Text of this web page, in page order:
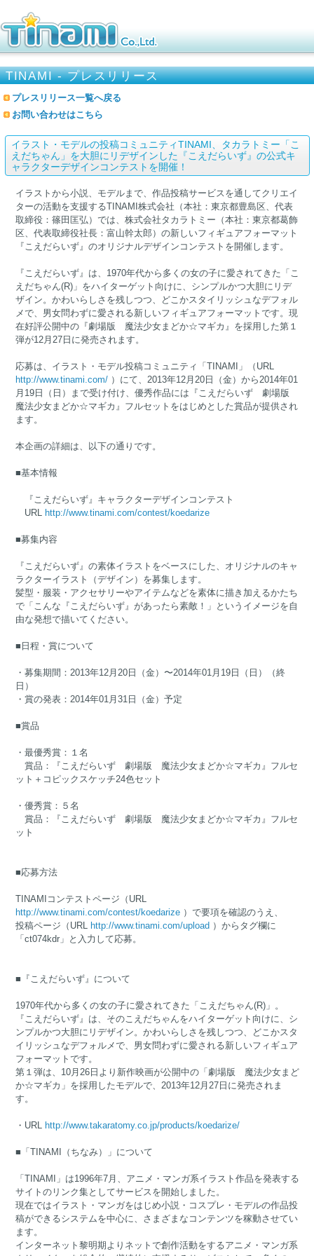
TINAMI - プレスリリース
プレスリリース一覧へ戻る
お問い合わせはこちら
イラスト・モデルの投稿コミュニティTINAMI、タカラトミー「こ
えだちゃん」を大胆にリデザインした『こえだらいず』の公式キ
ャラクターデザインコンテストを開催！
イラストから小説、モデルまで、作品投稿サービスを通してクリエイ
ターの活動を支援するTINAMI株式会社（本社：東京都豊島区、代表
取締役：篠田匡弘）では、株式会社タカラトミー（本社：東京都葛飾
区、代表取締役社長：富山幹太郎）の新しいフィギュアフォーマット
『こえだらいず』のオリジナルデザインコンテストを開催します。
『こえだらいず』は、1970年代から多くの女の子に愛されてきた「こ
えだちゃん(R)」をハイターゲット向けに、シンプルかつ大胆にリデ
ザイン。かわいらしさを残しつつ、どこかスタイリッシュなデフォル
メで、男女問わずに愛される新しいフィギュアフォーマットです。現
在好評公開中の『劇場版 魔法少女まどか☆マギカ』を採用した第１
弾が12月27日に発売されます。
応募は、イラスト・モデル投稿コミュニティ「TINAMI」（URL
http://www.tinami.com/）にて、2013年12月20日（金）から2014年01
月19日（日）まで受け付け、優秀作品には『こえだらいず 劇場版
魔法少女まどか☆マギカ』フルセットをはじめとした賞品が提供され
ます。
本企画の詳細は、以下の通りです。
■基本情報
『こえだらいず』キャラクターデザインコンテスト
URL
http://www.tinami.com/contest/koedarize
■募集内容
『こえだらいず』の素体イラストをベースにした、オリジナルのキャ
ラクターイラスト（デザイン）を募集します。
髪型・服装・アクセサリーやアイテムなどを素体に描き加えるかたち
で「こんな『こえだらいず』があったら素敵！」というイメージを自
由な発想で描いてください。
■日程・賞について
・募集期間：2013年12月20日（金）〜2014年01月19日（日）（終
日）
・賞の発表：2014年01月31日（金）予定
■賞品
・最優秀賞：１名
賞品：『こえだらいず 劇場版 魔法少女まどか☆マギカ』フルセ
ット＋コピックスケッチ24色セット
・優秀賞：５名
賞品：『こえだらいず 劇場版 魔法少女まどか☆マギカ』フルセ
ット
■応募方法
TINAMIコンテストページ（URL
http://www.tinami.com/contest/koedarize）で要項を確認のうえ、
投稿ページ（URL
http://www.tinami.com/upload ）からタグ欄に
「ct074kdr」と入力して応募。
■『こえだらいず』について
1970年代から多くの女の子に愛されてきた「こえだちゃん(R)」。
『こえだらいず』は、そのこえだちゃんをハイターゲット向けに、シ
ンプルかつ大胆にリデザイン。かわいらしさを残しつつ、どこかスタ
イリッシュなデフォルメで、男女問わずに愛される新しいフィギュア
フォーマットです。
第１弾は、10月26日より新作映画が公開中の「劇場版 魔法少女まど
か☆マギカ」を採用したモデルで、2013年12月27日に発売されま
す。
・URL http://www.takaratomy.co.jp/products/koedarize/
■「TINAMI（ちなみ）」について
「TINAMI」は1996年7月、アニメ・マンガ系イラスト作品を発表する
サイトのリンク集としてサービスを開始しました。
現在ではイラスト・マンガをはじめ小説・コスプレ・モデルの作品投
稿ができるシステムを中心に、さまざまなコンテンツを稼動させてい
ます。
インターネット黎明期よりネットで創作活動をするアニメ・マンガ系